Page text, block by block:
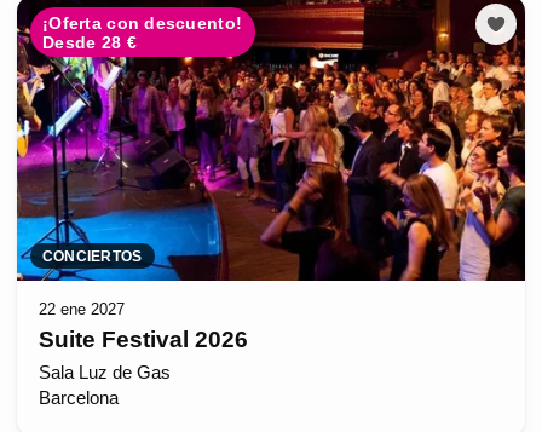
¡Oferta con descuento!
Desde 28 €
CONCIERTOS
22 ene 2027
Suite Festival 2026
Sala Luz de Gas
Barcelona